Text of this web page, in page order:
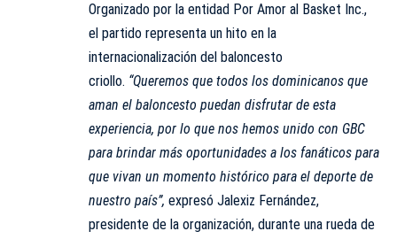
Organizado por la entidad Por Amor al Basket Inc.,
el partido representa un hito en la
internacionalización del baloncesto
criollo. “Queremos que todos los dominicanos que
aman el baloncesto puedan disfrutar de esta
experiencia, por lo que nos hemos unido con GBC
para brindar más oportunidades a los fanáticos para
que vivan un momento histórico para el deporte de
nuestro país”, expresó Jalexiz Fernández,
presidente de la organización, durante una rueda de